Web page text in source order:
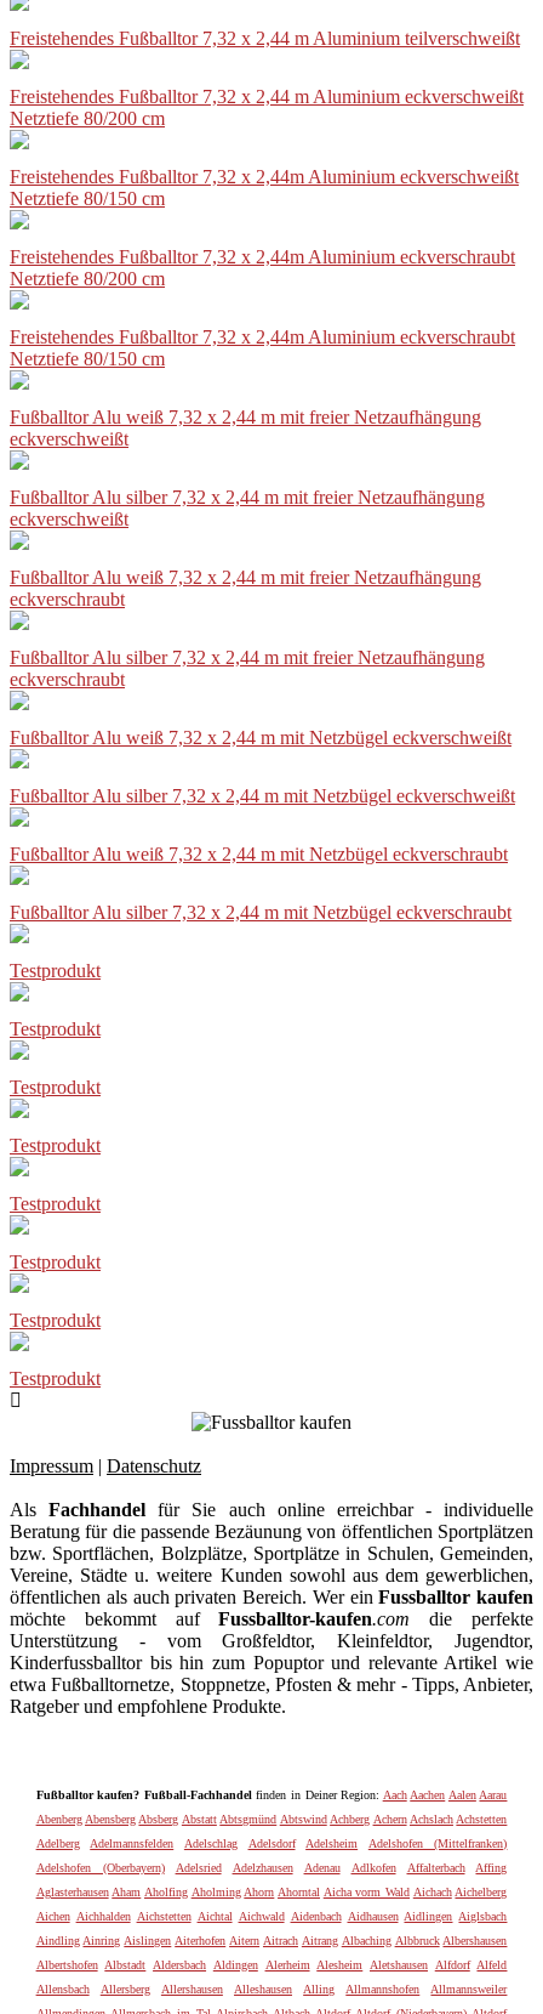
Freistehendes Fußballtor 7,32 x 2,44 m Aluminium teilverschweißt
Freistehendes Fußballtor 7,32 x 2,44 m Aluminium eckverschweißt
Netztiefe 80/200 cm
Freistehendes Fußballtor 7,32 x 2,44m Aluminium eckverschweißt
Netztiefe 80/150 cm
Freistehendes Fußballtor 7,32 x 2,44m Aluminium eckverschraubt
Netztiefe 80/200 cm
Freistehendes Fußballtor 7,32 x 2,44m Aluminium eckverschraubt
Netztiefe 80/150 cm
Fußballtor Alu weiß 7,32 x 2,44 m mit freier Netzaufhängung
eckverschweißt
Fußballtor Alu silber 7,32 x 2,44 m mit freier Netzaufhängung
eckverschweißt
Fußballtor Alu weiß 7,32 x 2,44 m mit freier Netzaufhängung
eckverschraubt
Fußballtor Alu silber 7,32 x 2,44 m mit freier Netzaufhängung
eckverschraubt
Fußballtor Alu weiß 7,32 x 2,44 m mit Netzbügel eckverschweißt
Fußballtor Alu silber 7,32 x 2,44 m mit Netzbügel eckverschweißt
Fußballtor Alu weiß 7,32 x 2,44 m mit Netzbügel eckverschraubt
Fußballtor Alu silber 7,32 x 2,44 m mit Netzbügel eckverschraubt
Testprodukt
Testprodukt
Testprodukt
Testprodukt
Testprodukt
Testprodukt
Testprodukt
Testprodukt
Impressum | Datenschutz
AlsFachhandel für Sie auch online erreichbar - individuelle
Beratung für die passende Bezäunung von öffentlichen Sportplätzen
bzw. Sportflächen, Bolzplätze, Sportplätze in Schulen, Gemeinden,
Vereine, Städte u. weitere Kunden sowohl aus dem gewerblichen,
öffentlichen als auch privaten Bereich. Wer einFussballtor kaufen
möchte bekommt aufFussballtor-kaufen.com die perfekte
Unterstützung - vom Großfeldtor, Kleinfeldtor, Jugendtor,
Kinderfussballtor bis hin zum Popuptor und relevante Artikel wie
etwa Fußballtornetze, Stoppnetze, Pfosten & mehr - Tipps, Anbieter,
Ratgeber und empfohlene Produkte.
Fußballtor kaufen? Fußball-Fachhandelfinden in Deiner Region: Aach Aachen Aalen Aarau
Abenberg Abensberg Absberg Abstatt Abtsgmünd Abtswind Achberg Achern Achslach Achstetten
Adelberg
Adelmannsfelden Adelschlag Adelsdorf Adelsheim
Adelshofen (Mittelfranken)
Adelshofen (Oberbayern)
Adelsried Adelzhausen Adenau Adlkofen Affalterbach
Affing
Aglasterhausen Aham Aholfing Aholming Ahorn Ahorntal Aicha vorm Wald Aichach Aichelberg
Aichen Aichhalden Aichstetten Aichtal Aichwald Aidenbach Aidhausen Aidlingen Aiglsbach
Aindling Ainring Aislingen Aiterhofen Aitern Aitrach Aitrang Albaching Albbruck Albershausen
Albertshofen Albstadt Aldersbach Aldingen Alerheim Alesheim Aletshausen Alfdorf Alfeld
Allensbach
Allersberg Allershausen Alleshausen Alling Allmannshofen
Allmannsweiler